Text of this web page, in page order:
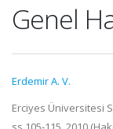
Genel
Erdemir A. V.
Erciyes Üniversitesi